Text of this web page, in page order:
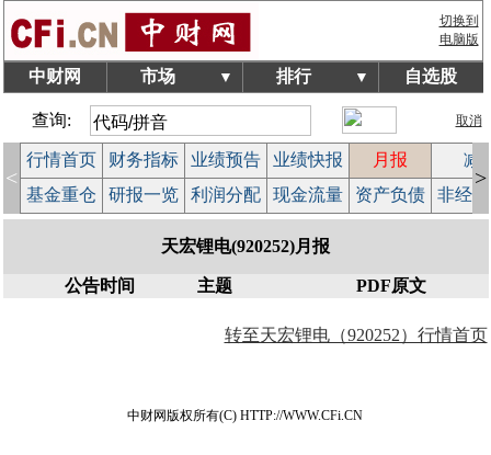
切换到
电脑版
中财网 市场 ▼ 排行 ▼ 自选股
查询: 取消
<
行情首页 财务指标 业绩预告 业绩快报 月报
减
基金重仓
研报一览 利润分配 现金流量 资产负债 非经
>
天宏锂电(920252)月报
公告时间 主题 PDF原文
转至天宏锂电（920252）行情首页
中财网版权所有(C) HTTP://WWW.CFi.CN